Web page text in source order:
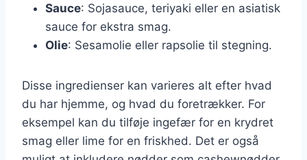
Sauce: Sojasauce, teriyaki eller en asiatisk
sauce for ekstra smag.
Olie: Sesamolie eller rapsolie til stegning.
Disse ingredienser kan varieres alt efter hvad
du har hjemme, og hvad du foretrækker. For
eksempel kan du tilføje ingefær for en krydret
smag eller lime for en friskhed. Det er også